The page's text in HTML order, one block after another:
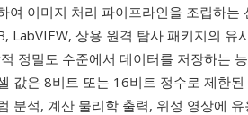
여 이미지 처리 파이프라인을 조립하는
LabVIEW, 상용 원격 탐사 패키지의 유
정밀도 수준에서 데이터를 저장하는
값은 8비트 또는 16비트 정수로 제한
분석, 계산 물리학 출력, 위성 영상에